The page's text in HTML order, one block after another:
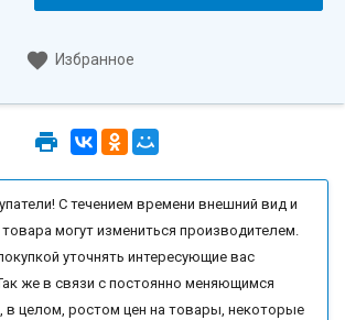
Избранное
С течением времени внешний вид и
товара могут измениться производителем.
уточнять интересующие вас
же в связи с постоянно меняющимся
в целом, ростом цен на товары, некоторые